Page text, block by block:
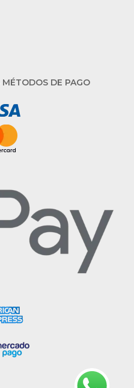
MÉTODOS DE PAGO